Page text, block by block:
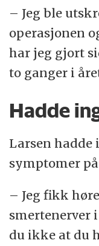
– Jeg ble
operasjonen
har jeg gjort
to ganger i
Hadde
Larsen hadde
symptomer
– Jeg fikk
smertenerver
du ikke at du